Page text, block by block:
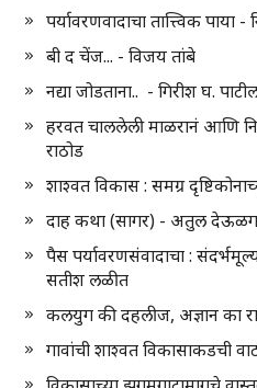
पर्यावरणवादाचा तात्त्विक पाया
बी द चेंज... - विजय तांबे
नद्या जोडताना.. - गिरीश घ.
हरवत चाललेली माळरानं आणि
राठोड
शाश्वत विकास : समग्र
दाह कथा (सागर) - अतुल
पैस पर्यावरणसंवादाचा :
सतीश लळीत
कलयुग की दहलीज, अज्ञान का
गावांची शाश्वत विकासाकडची